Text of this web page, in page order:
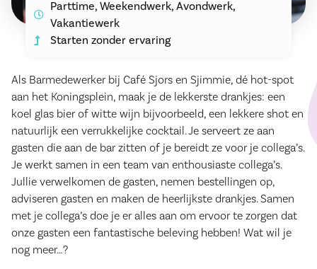
Parttime, Weekendwerk, Avondwerk,
Vakantiewerk
Starten zonder ervaring
Als Barmedewerker bij Café Sjors en Sjimmie, dé hot-spot
aan het Koningsplein, maak je de lekkerste drankjes: een
koel glas bier of witte wijn bijvoorbeeld, een lekkere shot en
natuurlijk een verrukkelijke cocktail. Je serveert ze aan
gasten die aan de bar zitten of je bereidt ze voor je collega’s.
Je werkt samen in een team van enthousiaste collega’s.
Jullie verwelkomen de gasten, nemen bestellingen op,
adviseren gasten en maken de heerlijkste drankjes. Samen
met je collega’s doe je er alles aan om ervoor te zorgen dat
onze gasten een fantastische beleving hebben! Wat wil je
nog meer…?